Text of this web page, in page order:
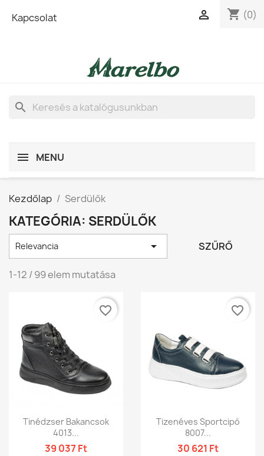
Kapcsolat shopping_cart (0)

search
MENU
Kezdőlap Serdülők
KATEGÓRIA: SERDÜLŐK
Relevancia  SZŰRŐ
1-12 / 99 elem mutatása
Tinédzser Bakancsok
4013...
39 037 Ft
favorite_border
Tizenéves Sportcipő
8007...
30 621 Ft
favorite_border